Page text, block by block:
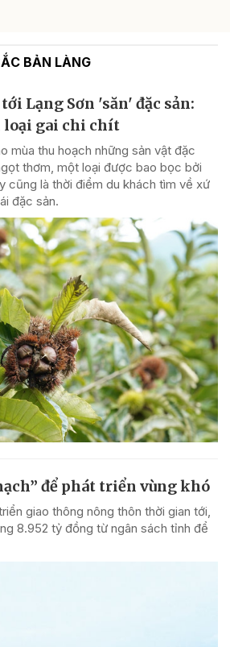
BẢN LÀNG
Lạng Sơn 'săn' đặc sản:
loại gai chi chít
mùa thu hoạch những sản vật đặc
thơm, một loại được bao bọc bởi
cũng là thời điểm du khách tìm về xứ
đặc sản.
để phát triển vùng khó
giao thông nông thôn thời gian tới,
8.952 tỷ đồng từ ngân sách tỉnh để